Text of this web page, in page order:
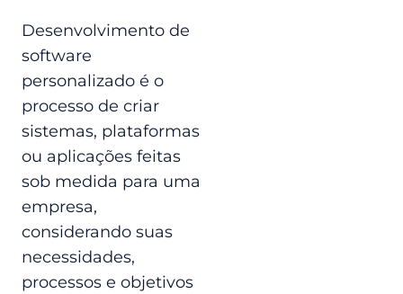
Desenvolvimento de
software
personalizado é o
processo de criar
sistemas, plataformas
ou aplicações feitas
sob medida para uma
empresa,
considerando suas
necessidades,
processos e objetivos